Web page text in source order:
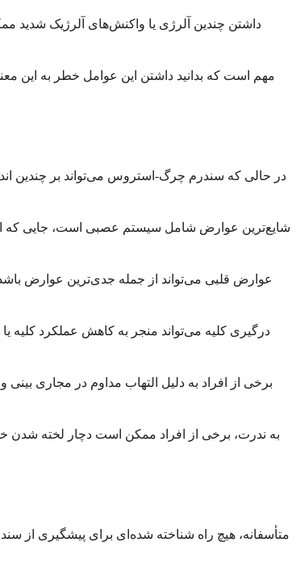
داشتن چندین آلرژی یا واکنش‌های آلرژیک شدید
مهم است که بدانید داشتن این عوامل خطر به این
در حالی که سندرم چرگ-استروس می‌تواند بر چندین
شایع‌ترین عوارض شامل سیستم عصبی است، جایی که
عوارض قلبی می‌تواند از جمله جدی‌ترین عوارض
درگیری کلیه می‌تواند منجر به کاهش عملکرد کلیه
برخی از افراد به دلیل التهاب مداوم در مجاری
به ندرت، برخی از افراد ممکن است دچار لخته
متأسفانه، هیچ راه شناخته شده‌ای برای پیشگیری از